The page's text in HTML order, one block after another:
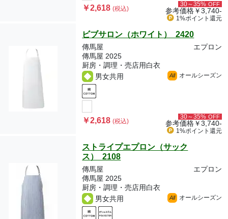
￥2,618(税込)
30～35% OFF
参考価格￥3,740-
1%ポイント 還元
ビブサロン（ホワイト） 2420
傳馬屋
エプロン
傳馬屋 2025
厨房・調理・売店用白衣
男女共用
All オールシーズン
￥2,618(税込)
30～35% OFF
参考価格￥3,740-
1%ポイント 還元
ストライプエプロン（サック
ス） 2108
傳馬屋
エプロン
傳馬屋 2025
厨房・調理・売店用白衣
男女共用
All オールシーズン